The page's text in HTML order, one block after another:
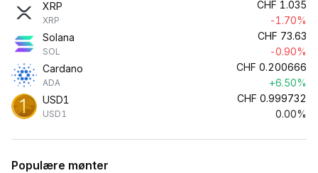
XRP
XRP
CHF 1.035
-1.70%
Solana
SOL
CHF 73.63
-0.90%
Cardano
ADA
CHF 0.200666
+6.50%
USD1
USD1
CHF 0.999732
0.00%
Populære mønter